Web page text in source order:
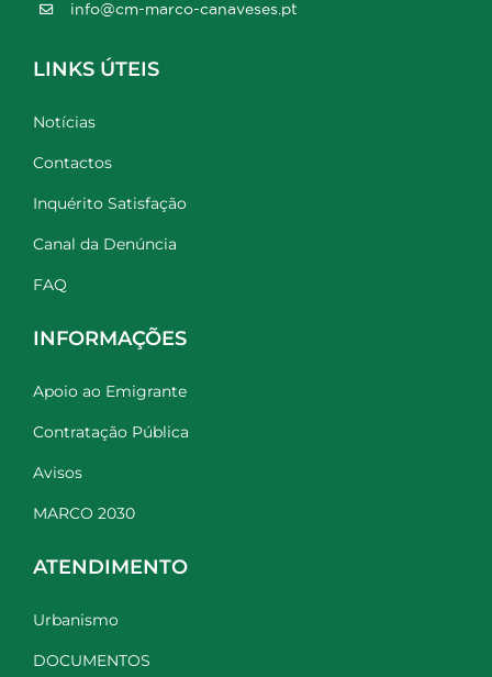
info@cm-marco-canaveses.pt
LINKS ÚTEIS
Notícias
Contactos
Inquérito Satisfação
Canal da Denúncia
FAQ
INFORMAÇÕES
Apoio ao Emigrante
Contratação Pública
Avisos
MARCO 2030
ATENDIMENTO
Urbanismo
DOCUMENTOS